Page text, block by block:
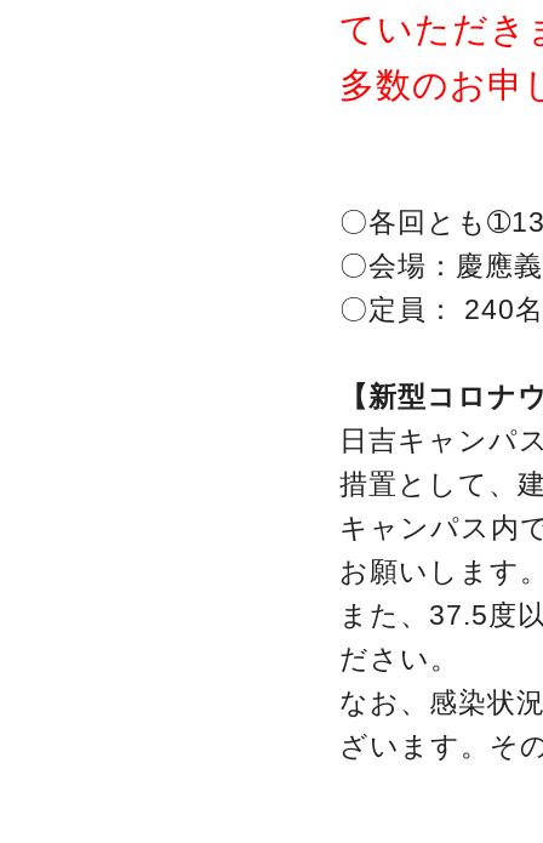
ていただき
多数のお申
〇各回とも
〇会場：慶應
〇定員： 240
【新型コロナ
日吉キャンパ
措置として、
キャンパス内
お願いします
また、37.5度
ださい。
なお、感染状
ざいます。そ